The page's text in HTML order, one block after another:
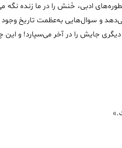
ادبی، خَنش را در ما زنده نگه
و سوال‌هایی به‌عظمت تاریخ وجود
جایش را در آخر می‌سپارد! و